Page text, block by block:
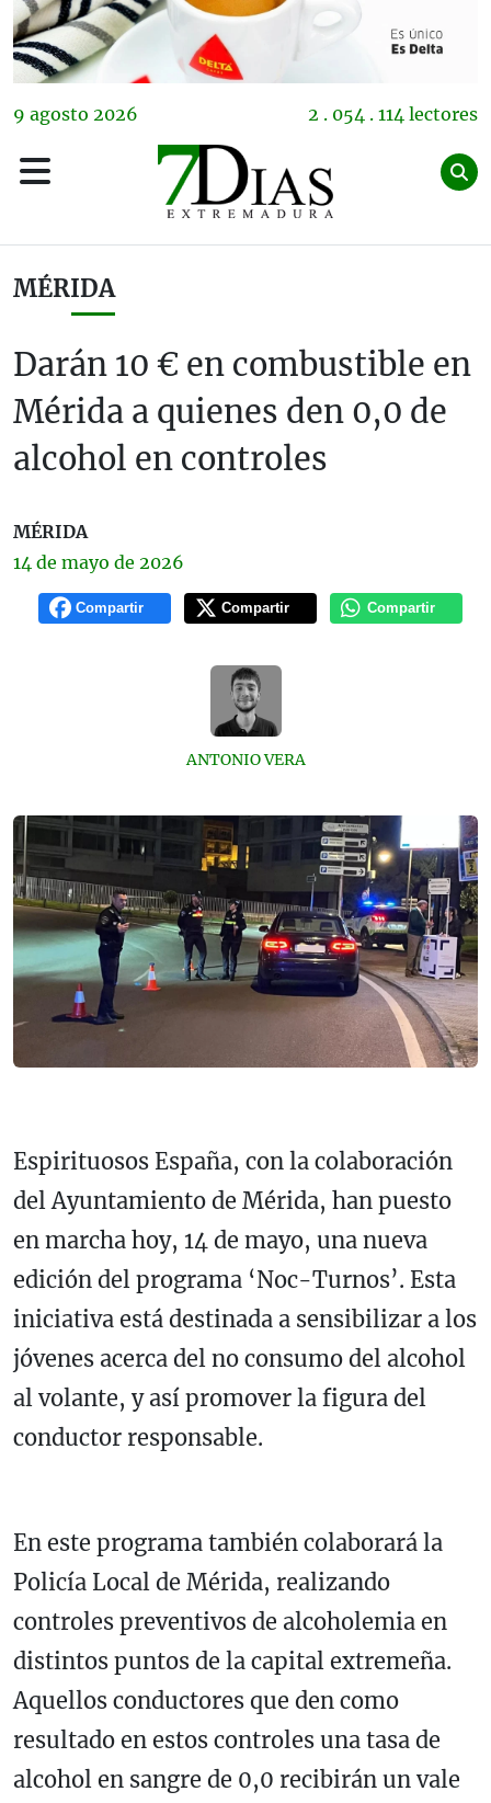
9 agosto 2026 2 . 054 . 114 lectores
MÉRIDA
Darán 10 € en combustible en
Mérida a quienes den 0,0 de
alcohol en controles
MÉRIDA
14 de mayo de 2026
Compartir Compartir Compartir
ANTONIO VERA
Espirituosos España, con la colaboración
del Ayuntamiento de Mérida, han puesto
en marcha hoy, 14 de mayo, una nueva
edición del programa ‘Noc-Turnos’. Esta
iniciativa está destinada a sensibilizar a los
jóvenes acerca del no consumo del alcohol
al volante, y así promover la figura del
conductor responsable.
En este programa también colaborará la
Policía Local de Mérida, realizando
controles preventivos de alcoholemia en
distintos puntos de la capital extremeña.
Aquellos conductores que den como
resultado en estos controles una tasa de
alcohol en sangre de 0,0 recibirán un vale